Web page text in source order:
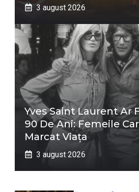
3 august 2026
Yves Saint Laurent Ar
90 De Ani: Femeile
Marcat Viața
3 august 2026